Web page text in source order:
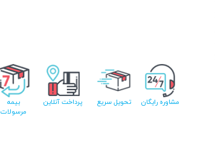
مشاوره رایگان تحویل سریع پرداخت آنلاین
بیمه
مرسولات